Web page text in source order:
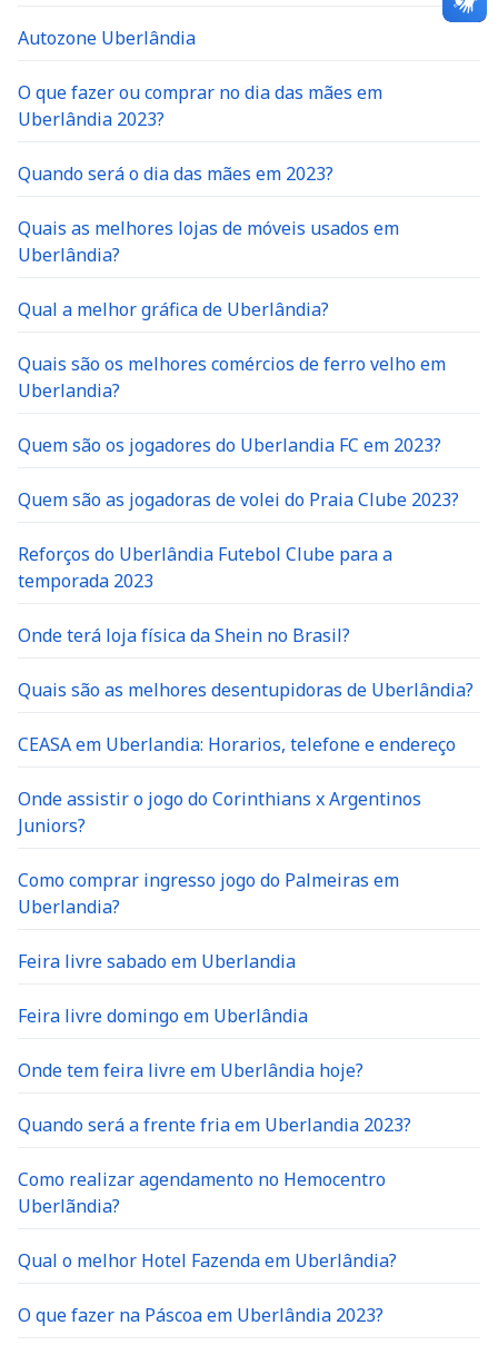
Autozone Uberlândia
O que fazer ou comprar no dia das mães em
Uberlândia 2023?
Quando será o dia das mães em 2023?
Quais as melhores lojas de móveis usados em
Uberlândia?
Qual a melhor gráfica de Uberlândia?
Quais são os melhores comércios de ferro velho em
Uberlandia?
Quem são os jogadores do Uberlandia FC em 2023?
Quem são as jogadoras de volei do Praia Clube 2023?
Reforços do Uberlândia Futebol Clube para a
temporada 2023
Onde terá loja física da Shein no Brasil?
Quais são as melhores desentupidoras de Uberlândia?
CEASA em Uberlandia: Horarios, telefone e endereço
Onde assistir o jogo do Corinthians x Argentinos
Juniors?
Como comprar ingresso jogo do Palmeiras em
Uberlandia?
Feira livre sabado em Uberlandia
Feira livre domingo em Uberlândia
Onde tem feira livre em Uberlândia hoje?
Quando será a frente fria em Uberlandia 2023?
Como realizar agendamento no Hemocentro
Uberlãndia?
Qual o melhor Hotel Fazenda em Uberlândia?
O que fazer na Páscoa em Uberlândia 2023?